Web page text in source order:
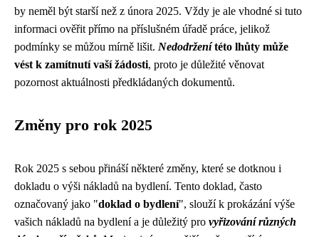
by neměl být starší než z února 2025. Vždy je ale vhodné si tuto
informaci ověřit přímo na příslušném úřadě práce, jelikož
podmínky se můžou mírně lišit. Nedodrženítéto lhůty může
vést k zamítnutí vaší žádosti, proto je důležité věnovat
pozornost aktuálnosti předkládaných dokumentů.
Změny pro rok 2025
Rok 2025 s sebou přináší některé změny, které se dotknou i
dokladu o výši nákladů na bydlení. Tento doklad, často
označovaný jako "doklad o bydlení", slouží k prokázání výše
vašich nákladů na bydlení a je důležitý pro vyřizování různých